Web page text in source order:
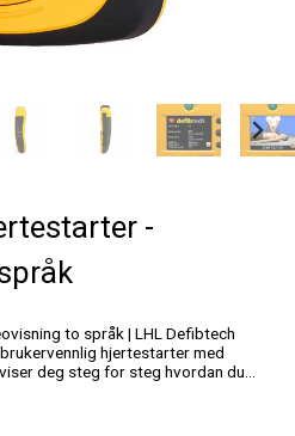
-
to språk | LHL Defibtech
hjertestarter med
bruke hjertestarteren i en
stemmeveiledning, slik at også